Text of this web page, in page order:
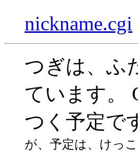
nickname.cgi
つぎは、ふ
ています。
つく予定で
が、予定は、けっ